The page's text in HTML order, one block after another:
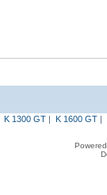
K 1300 GT| K 1600 GT|